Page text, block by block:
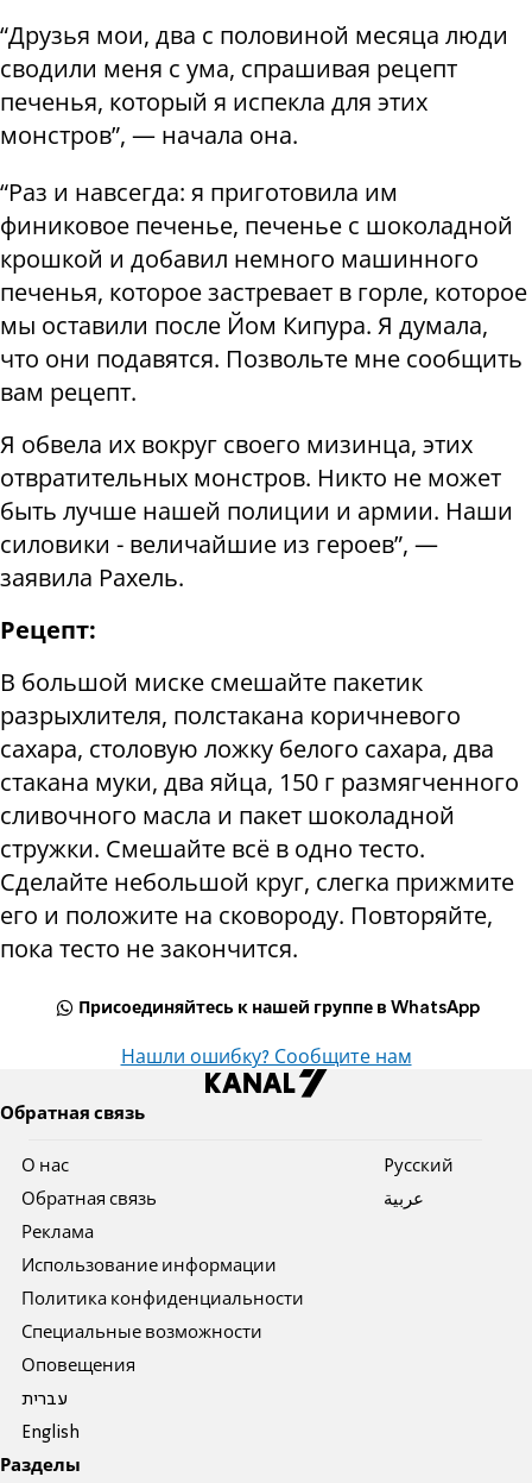
“Друзья мои, два с половиной месяца люди
сводили меня с ума, спрашивая рецепт
печенья, который я испекла для этих
монстров”, — начала она.
“Раз и навсегда: я приготовила им
финиковое печенье, печенье с шоколадной
крошкой и добавил немного машинного
печенья, которое застревает в горле, которое
мы оставили после Йом Кипура. Я думала,
что они подавятся. Позвольте мне сообщить
вам рецепт.
Я обвела их вокруг своего мизинца, этих
отвратительных монстров. Никто не может
быть лучше нашей полиции и армии. Наши
силовики - величайшие из героев”, —
заявила Рахель.
Рецепт:
В большой миске смешайте пакетик
разрыхлителя, полстакана коричневого
сахара, столовую ложку белого сахара, два
стакана муки, два яйца, 150 г размягченного
сливочного масла и пакет шоколадной
стружки. Смешайте всё в одно тесто.
Сделайте небольшой круг, слегка прижмите
его и положите на сковороду. Повторяйте,
пока тесто не закончится.
Присоединяйтесь к нашей группе в WhatsApp
Нашли ошибку? Сообщите нам
Обратная связь
О нас
Обратная связь
Реклама
Использование информации
Политика конфиденциальности
Специальные возможности
Оповещения
עברית
English
Pусский
عربية
Разделы